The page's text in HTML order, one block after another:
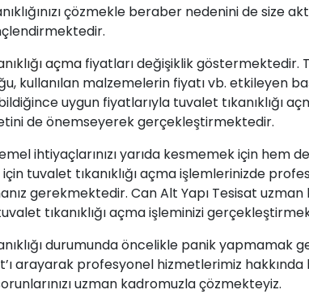
çözmekle beraber nedenini de size
açma fiyatları değişiklik göstermektedir.
kullanılan malzemelerin fiyatı vb. etkileyen
uygun fiyatlarıyla tuvalet tıkanıklığı
de önemseyerek gerçekleştirmektedir.
ihtiyaçlarınızı yarıda kesmemek için hem
tuvalet tıkanıklığı açma işlemlerinizde
gerekmektedir. Can Alt Yapı Tesisat
tıkanıklığı açma işleminizi
durumunda öncelikle panik yapmamak
arayarak profesyonel hizmetlerimiz
uzman kadromuzla çözmekteyiz.